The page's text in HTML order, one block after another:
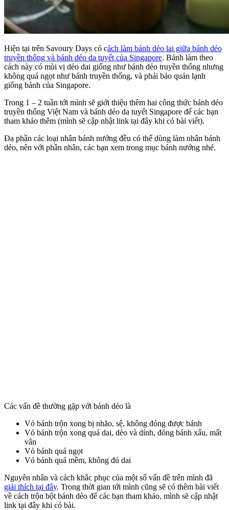
Hiện tại trên Savoury Days có cách làm bánh dẻo lai giữa bánh dẻo
truyền thống và bánh dẻo da tuyết của Singapore. Bánh làm theo
cách này có mùi vị dẻo dai giống như bánh dẻo truyền thống nhưng
không quá ngọt như bánh truyền thống, và phải bảo quản lạnh
giống bánh của Singapore.
Trong 1 – 2 tuần tới mình sẽ giới thiệu thêm hai công thức bánh dẻo
truyền thống Việt Nam và bánh dẻo da tuyết Singapore để các bạn
tham khảo thêm (mình sẽ cập nhật link tại đây khi có bài viết).
Đa phần các loại nhân bánh nướng đều có thể dùng làm nhân bánh
dẻo, nên với phần nhân, các bạn xem trong mục bánh nướng nhé.
Các vấn đề thường gặp với bánh dẻo là
Vỏ bánh trộn xong bị nhão, sệ, không đóng được bánh
Vỏ bánh trộn xong quá dai, dẻo và dính, đóng bánh xấu, mất
vân
Vỏ bánh quá ngọt
Vỏ bánh quá mềm, không đủ dai
Nguyên nhân và cách khắc phục của một số vấn đề trên mình đã
giải thích tại đây. Trong thời gian tới mình cũng sẽ có thêm bài viết
về cách trộn bột bánh dẻo để các bạn tham khảo, mình sẽ cập nhật
link tại đây khi có bài.